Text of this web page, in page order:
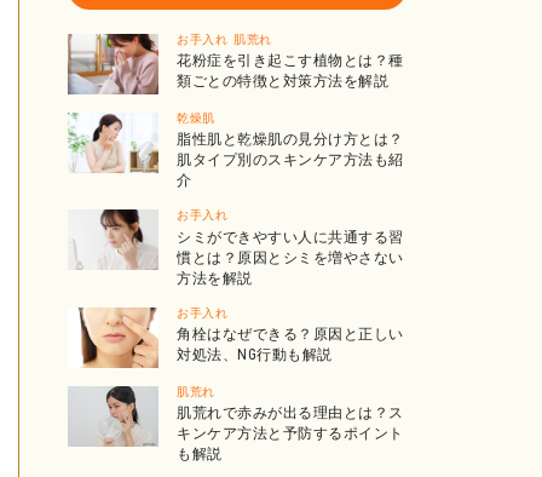
お手入れ 肌荒れ
花粉症を引き起こす植物とは？種
類ごとの特徴と対策方法を解説
乾燥肌
脂性肌と乾燥肌の見分け方とは？
肌タイプ別のスキンケア方法も紹
介
お手入れ
シミができやすい人に共通する習
慣とは？原因とシミを増やさない
方法を解説
お手入れ
角栓はなぜできる？原因と正しい
対処法、NG行動も解説
肌荒れ
肌荒れで赤みが出る理由とは？ス
キンケア方法と予防するポイント
も解説